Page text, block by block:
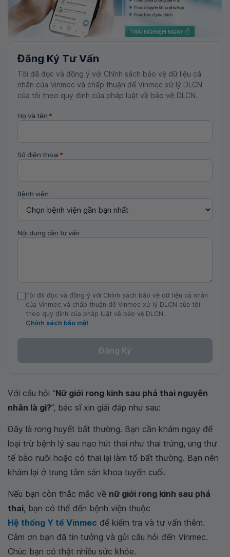
Đăng Ký Tư Vấn
Tôi đã đọc và đồng ý với Chính sách bảo vệ dữ liệu cá
nhân của Vinmec và chấp thuận để Vinmec xử lý DLCN
của tôi theo quy định của pháp luật về bảo vệ DLCN.
Họ và tên *
Số điện thoại *
Bệnh viện
Nội dung cần tư vấn
Tôi đã đọc và đồng ý với Chính sách bảo vệ dữ liệu cá nhân
của Vinmec và chấp thuận để Vinmec xử lý DLCN của tôi
theo quy định của pháp luật về bảo vệ DLCN.
Chính sách bảo mật
Đăng Ký
Với câu hỏi “Nữ giới rong kinh sau phá thai nguyên
nhân là gì?”, bác sĩ xin giải đáp như sau:
Đây là rong huyết bất thường. Bạn cần khám ngay để
loại trừ bệnh lý sau nạo hút thai như thai trứng, ung thư
tế bào nuôi hoặc có thai lại làm tổ bất thường. Bạn nên
khám lại ở trung tâm sản khoa tuyến cuối.
Nếu bạn còn thắc mắc về nữ giới rong kinh sau phá
thai, bạn có thể đến bệnh viện thuộc
Hệ thống Y tế Vinmec để kiểm tra và tư vấn thêm.
Cảm ơn bạn đã tin tưởng và gửi câu hỏi đến Vinmec.
Chúc bạn có thật nhiều sức khỏe.